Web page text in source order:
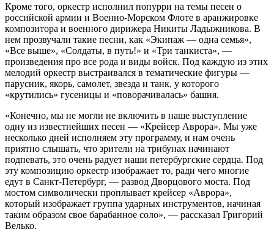
Кроме того, оркестр исполнил попурри на темы песен о
российской армии и Военно-Морском Флоте в аранжировке
композитора и военного дирижера Никиты Ладыжникова. В
нем прозвучали такие песни, как «Экипаж — одна семья»,
«Все выше», «Солдаты, в путь!» и «Три танкиста», —
произведения про все рода и виды войск. Под каждую из этих
мелодий оркестр выстраивался в тематические фигуры —
парусник, якорь, самолет, звезда и танк, у которого
«крутились» гусеницы и «поворачивалась» башня.
«Конечно, мы не могли не включить в наше выступление
одну из известнейших песен — «Крейсер Аврора». Мы уже
несколько дней исполняем эту программу, и нам очень
приятно слышать, что зрители на трибунах начинают
подпевать, это очень радует наши петербургские сердца. Под
эту композицию оркестр изображает то, ради чего многие
едут в Санкт-Петербург, — развод Дворцового моста. Под
мостом символически проплывает крейсер «Аврора»,
который изображает группа ударных инструментов, начиная
таким образом свое барабанное соло», — рассказал Григорий
Велько.